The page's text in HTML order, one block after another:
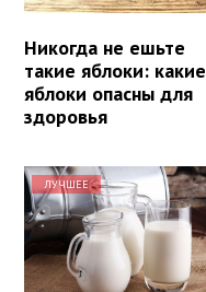
Никогда не ешьте
такие яблоки: какие
яблоки опасны для
здоровья
ЛУЧШЕЕ